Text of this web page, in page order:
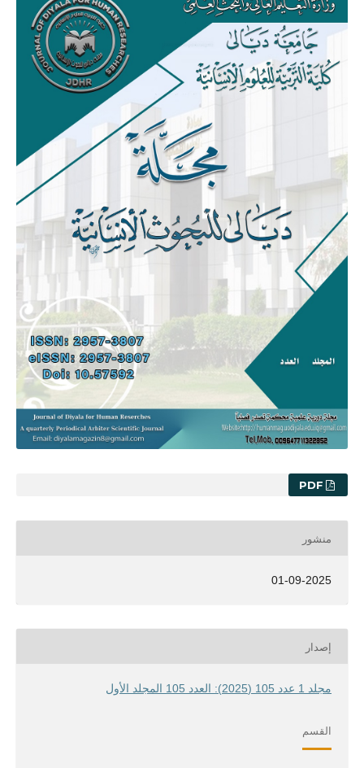
PDF
منشور
01-09-2025
إصدار
مجلد 1 عدد 105 (2025): العدد 105 المجلد الأول
القسم